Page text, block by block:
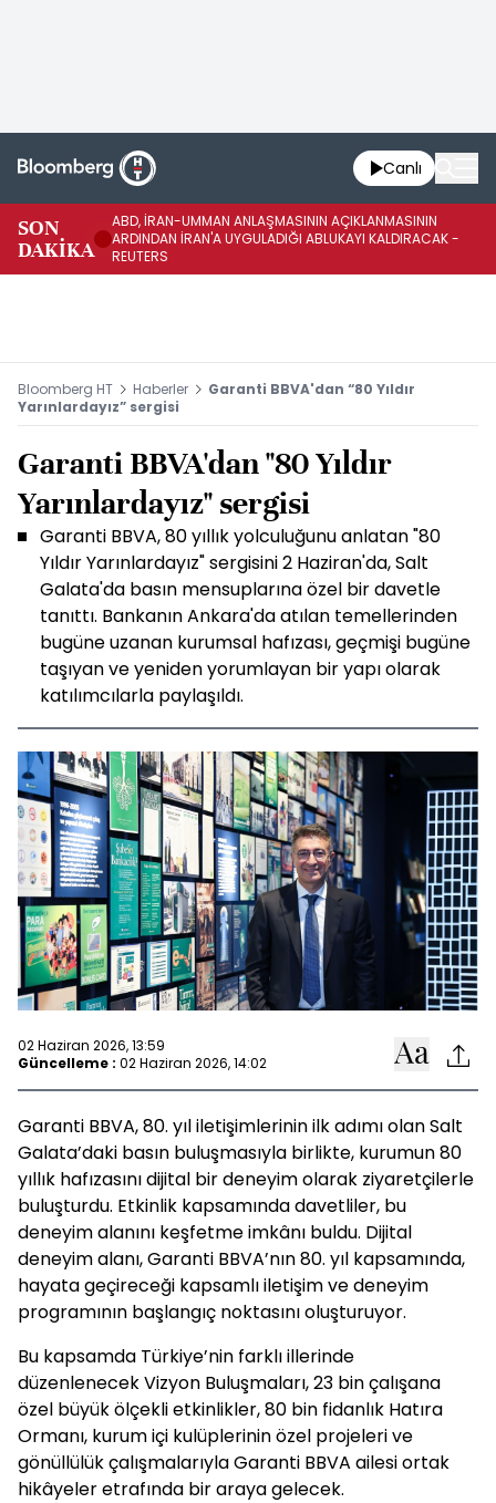
Canlı
SON
DAKİKA
ABD, İRAN-UMMAN ANLAŞMASININ AÇIKLANMASININ
ARDINDAN İRAN'A UYGULADIĞI ABLUKAYI KALDIRACAK -
REUTERS
Bloomberg HT Haberler
Garanti BBVA'dan “80 Yıldır
Yarınlardayız” sergisi
Garanti BBVA'dan "80 Yıldır
Yarınlardayız" sergisi
Garanti BBVA, 80 yıllık yolculuğunu anlatan "80
Yıldır Yarınlardayız" sergisini 2 Haziran'da, Salt
Galata'da basın mensuplarına özel bir davetle
tanıttı. Bankanın Ankara'da atılan temellerinden
bugüne uzanan kurumsal hafızası, geçmişi bugüne
taşıyan ve yeniden yorumlayan bir yapı olarak
katılımcılarla paylaşıldı.
02 Haziran 2026, 13:59
Güncelleme : 02 Haziran 2026, 14:02
Garanti BBVA, 80. yıl iletişimlerinin ilk adımı olan Salt
Galata’daki basın buluşmasıyla birlikte, kurumun 80
yıllık hafızasını dijital bir deneyim olarak ziyaretçilerle
buluşturdu. Etkinlik kapsamında davetliler, bu
deneyim alanını keşfetme imkânı buldu. Dijital
deneyim alanı, Garanti BBVA’nın 80. yıl kapsamında,
hayata geçireceği kapsamlı iletişim ve deneyim
programının başlangıç noktasını oluşturuyor.
Bu kapsamda Türkiye’nin farklı illerinde
düzenlenecek Vizyon Buluşmaları, 23 bin çalışana
özel büyük ölçekli etkinlikler, 80 bin fidanlık Hatıra
Ormanı, kurum içi kulüplerinin özel projeleri ve
gönüllülük çalışmalarıyla Garanti BBVA ailesi ortak
hikâyeler etrafında bir araya gelecek.